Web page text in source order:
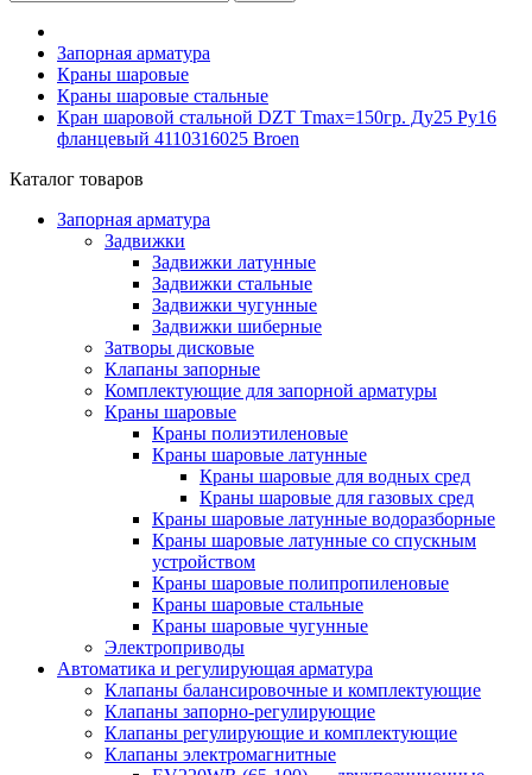
Запорная арматура
Краны шаровые
Краны шаровые стальные
Кран шаровой стальной DZT Tmax=150гр. Ду25 Ру16
фланцевый 4110316025 Broen
Каталог товаров
Запорная арматура
Задвижки
Задвижки латунные
Задвижки стальные
Задвижки чугунные
Задвижки шиберные
Затворы дисковые
Клапаны запорные
Комплектующие для запорной арматуры
Краны шаровые
Краны полиэтиленовые
Краны шаровые латунные
Краны шаровые для водных сред
Краны шаровые для газовых сред
Краны шаровые латунные водоразборные
Краны шаровые латунные со спускным
устройством
Краны шаровые полипропиленовые
Краны шаровые стальные
Краны шаровые чугунные
Электроприводы
Автоматика и регулирующая арматура
Клапаны балансировочные и комплектующие
Клапаны запорно-регулирующие
Клапаны регулирующие и комплектующие
Клапаны электромагнитные